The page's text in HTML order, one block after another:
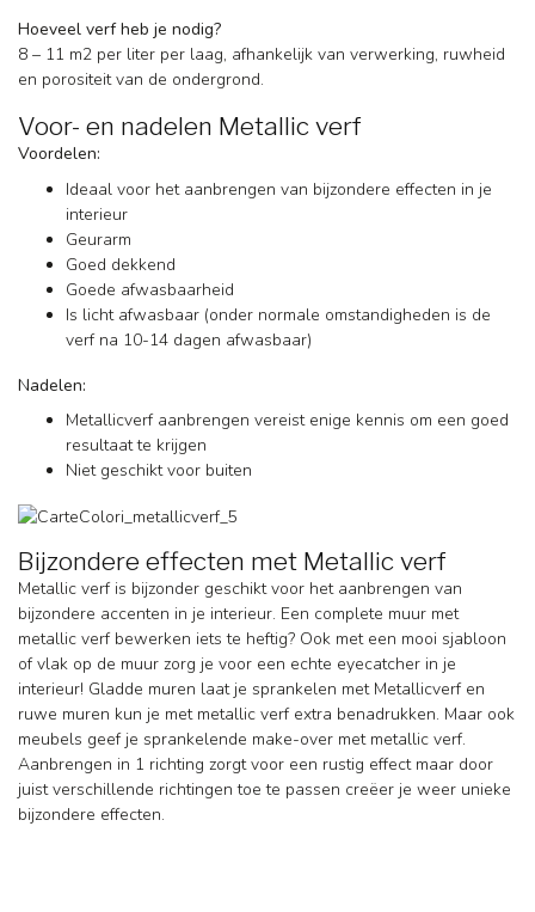
Hoeveel verf heb je nodig?
8 – 11 m2 per liter per laag, afhankelijk van verwerking, ruwheid
en porositeit van de ondergrond.
Voor- en nadelen Metallic verf
Voordelen:
Ideaal voor het aanbrengen van bijzondere effecten in je
interieur
Geurarm
Goed dekkend
Goede afwasbaarheid
Is licht afwasbaar (onder normale omstandigheden is de
verf na 10-14 dagen afwasbaar)
Nadelen:
Metallicverf aanbrengen vereist enige kennis om een goed
resultaat te krijgen
Niet geschikt voor buiten
Bijzondere effecten met Metallic verf
Metallic verf is bijzonder geschikt voor het aanbrengen van
bijzondere accenten in je interieur. Een complete muur met
metallic verf bewerken iets te heftig? Ook met een mooi sjabloon
of vlak op de muur zorg je voor een echte eyecatcher in je
interieur! Gladde muren laat je sprankelen met Metallicverf en
ruwe muren kun je met metallic verf extra benadrukken. Maar ook
meubels geef je sprankelende make-over met metallic verf.
Aanbrengen in 1 richting zorgt voor een rustig effect maar door
juist verschillende richtingen toe te passen creëer je weer unieke
bijzondere effecten.